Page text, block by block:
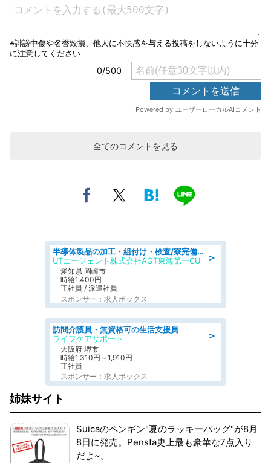
全てのコメントを見る
＞
半導体製品の加工・組付け・検査/寮完備/日勤/日払い/工場・製造
UTエージェント株式会社AGT東海第一CU
愛知県 岡崎市
時給1,400円
正社員 / 派遣社員
スポンサー：求人ボックス
＞
訪問介護員・無資格可の生活支援員
ライフケアサポート
大阪府 堺市
時給1,310円～1,910円
正社員
スポンサー：求人ボックス
姉妹サイト
Suicaのペンギン"夏のラッキーバッグ"が8月
8日に発売。Pensta史上最も豪華な7点入り
だよ~。